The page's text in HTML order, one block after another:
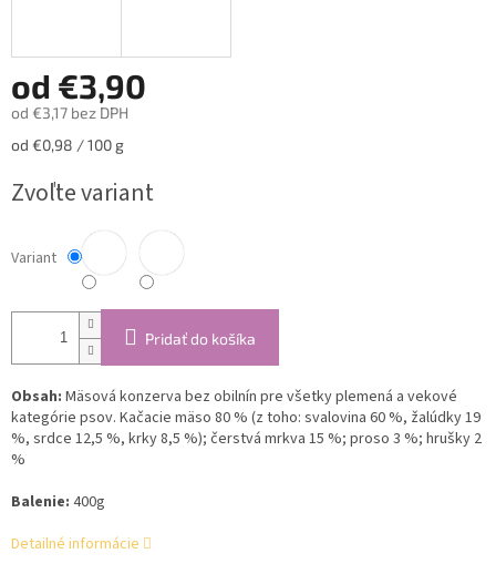
od €3,90
od €3,17 bez DPH
Jednotková
od €0,98 / 100 g
Zvoľte variant
Variant
Pridať do košíka
Obsah: Mäsová konzerva bez obilnín pre všetky plemená a vekové
kategórie psov. Kačacie mäso 80 % (z toho: svalovina 60 %, žalúdky 19
%, srdce 12,5 %, krky 8,5 %); čerstvá mrkva 15 %; proso 3 %; hrušky 2
%
Balenie: 400g
Detailné informácie